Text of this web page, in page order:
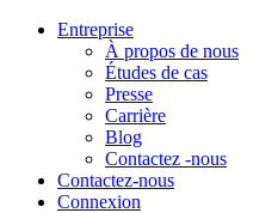
Entreprise
À propos de nous
Études de cas
Presse
Carrière
Blog
Contactez -nous
Contactez-nous
Connexion